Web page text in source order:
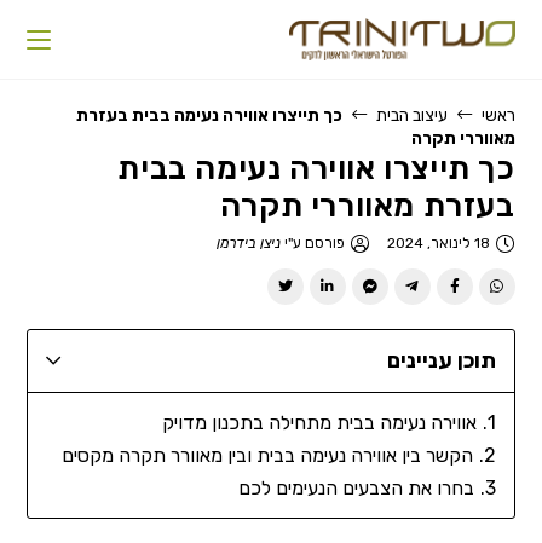
ראשי עיצוב הבית
כך תייצרו אווירה נעימה בבית בעזרת
מאווררי תקרה
כך תייצרו אווירה נעימה בבית
בעזרת מאווררי תקרה
18 לינואר, 2024 פורסם ע"יניצן בידרמן
תוכן עניינים
אווירה נעימה בבית מתחילה בתכנון מדויק
הקשר בין אווירה נעימה בבית ובין מאוורר תקרה מקסים
בחרו את הצבעים הנעימים לכם